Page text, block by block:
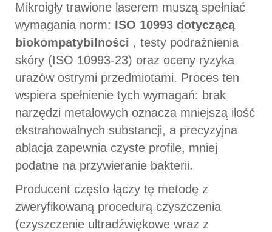
Mikroigły trawione laserem muszą spełniać
wymagania norm: ISO 10993 dotyczącą
biokompatybilności , testy podrażnienia
skóry (ISO 10993-23) oraz oceny ryzyka
urazów ostrymi przedmiotami. Proces ten
wspiera spełnienie tych wymagań: brak
narzędzi metalowych oznacza mniejszą ilość
ekstrahowalnych substancji, a precyzyjna
ablacja zapewnia czyste profile, mniej
podatne na przywieranie bakterii.
Producent często łączy tę metodę z
zweryfikowaną procedurą czyszczenia
(czyszczenie ultradźwiękowe wraz z